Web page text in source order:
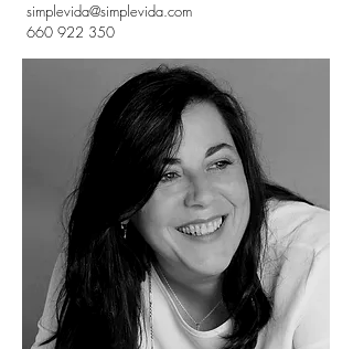
simplevida@simplevida.com
660 922 350